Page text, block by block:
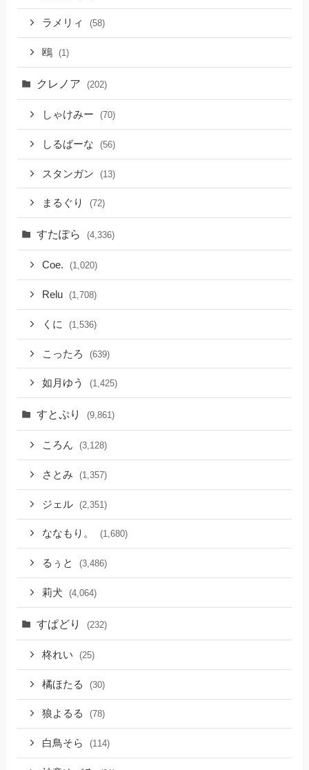
ラメリィ (58)
鴎 (1)
クレノア (202)
しゃけみー (70)
しるばーな (56)
スタンガン (13)
まるぐり (72)
すたぽら (4,336)
Coe. (1,020)
Relu (1,708)
くに (1,536)
こったろ (639)
如月ゆう (1,425)
すとぷり (9,861)
ころん (3,128)
さとみ (1,357)
ジェル (2,351)
ななもり。 (1,680)
るぅと (3,486)
莉犬 (4,064)
すぱどり (232)
柊れい (25)
橘ほたる (30)
狼よるる (78)
白鳥そら (114)